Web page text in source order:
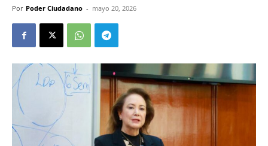
Por Poder Ciudadano - mayo 20, 2026